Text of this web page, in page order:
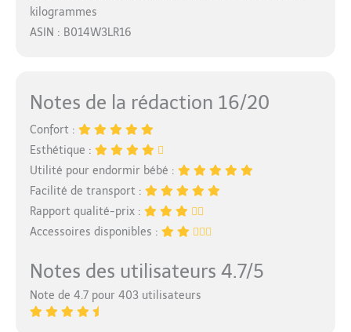
kilogrammes
ASIN : B014W3LR16
Notes de la rédaction 16/20
Confort :
Esthétique :
Utilité pour endormir bébé :
Facilité de transport :
Rapport qualité-prix :
Accessoires disponibles :
Notes des utilisateurs 4.7/5
Note de 4.7 pour 403 utilisateurs